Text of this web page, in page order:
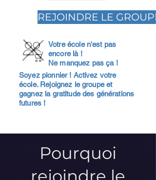
REJOINDRE LE GROUPE
Votre école n'est pas
encore là !
Ne manquez pas ça !
Soyez pionnier ! Activez votre
école. Rejoignez le groupe et
gagnez la gratitude des générations
futures !
Pourquoi